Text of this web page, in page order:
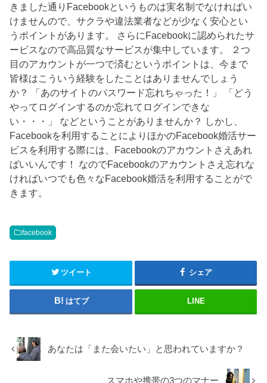
きました通りFacebookというものは実名制でなければい
けませんので、サクラや違法業者などが少なく安心とい
うポイントがあります。 さらにFacebookに認められたサ
ービスなので高品質なサービスが集中しています。 ２つ
目のアカウントが一つで済むというポイントは、今まで
皆様はこういう経験をしたことはありませんでしょう
か？ 「あのサイトのパスワード忘れちゃった！」 「どう
やってログインするのか忘れてログインできな
い・・・」 などということがありませんか？ しかし、
Facebookを利用することによりほかのFacebook婚活サー
ビスを利用する際には、Facebookのアカウントさえあれ
ばいいんです！ なのでFacebookのアカウントさえ忘れな
ければいつでも色々なFacebook婚活を利用することがで
きます。
facebook
ツイート シェア
はてブ LINE
あなたは「また会いたい」と思われていますか？
スマホや携帯の3つのマナー